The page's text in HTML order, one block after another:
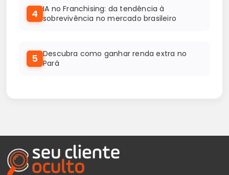
4 IA no Franchising: da tendência à
sobrevivência no mercado brasileiro
5 Descubra como ganhar renda extra no
Pará